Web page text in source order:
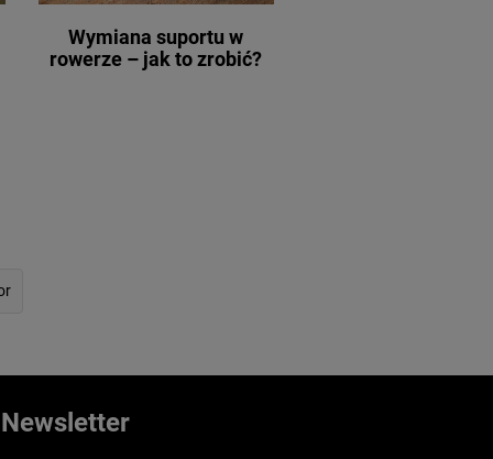
Wymiana suportu w
rowerze – jak to zrobić?
Newsletter